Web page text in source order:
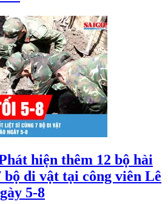
hiện thêm 12 bộ hài
bộ di vật tại công viên Lê
5-8